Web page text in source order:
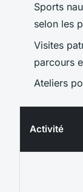
Sports
selon les
Visites
parcours
Ateliers
Activité